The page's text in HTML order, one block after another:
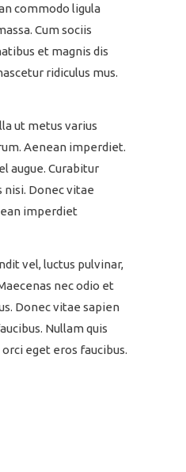
commodo ligula
Cum sociis
et magnis dis
ridiculus mus.
ut metus varius
Aenean imperdiet.
augue. Curabitur
Donec vitae
imperdiet
vel, luctus pulvinar,
nec odio et
Donec vitae sapien
Nullam quis
eget eros faucibus.